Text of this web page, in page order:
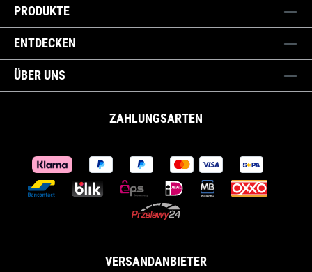
PRODUKTE
ENTDECKEN
ÜBER UNS
ZAHLUNGSARTEN
VERSANDANBIETER